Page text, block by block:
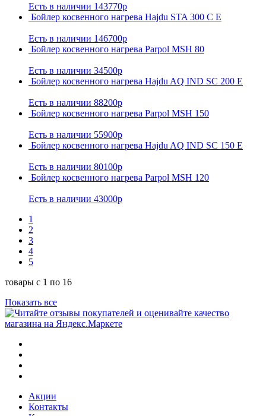
Есть в наличии 143770р
Бойлер косвенного нагрева Hajdu STA 300 C E
Есть в наличии 146700р
Бойлер косвенного нагрева Parpol MSН 80
Есть в наличии 34500р
Бойлер косвенного нагрева Hajdu AQ IND SC 200 E
Есть в наличии 88200р
Бойлер косвенного нагрева Parpol MSН 150
Есть в наличии 55900р
Бойлер косвенного нагрева Hajdu AQ IND SC 150 E
Есть в наличии 80100р
Бойлер косвенного нагрева Parpol MSН 120
Есть в наличии 43000р
1
2
3
4
5
товары с 1 по 16
Показать все
Акции
Контакты